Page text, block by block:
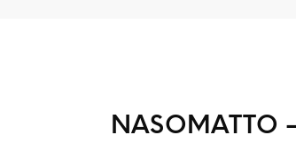
NASOMATTO